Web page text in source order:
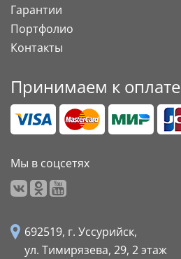
Гарантии
Портфолио
Контакты
Принимаем к оплате
Мы в соцсетях
692519, г. Уссурийск,
ул. Тимирязева, 29, 2 этаж